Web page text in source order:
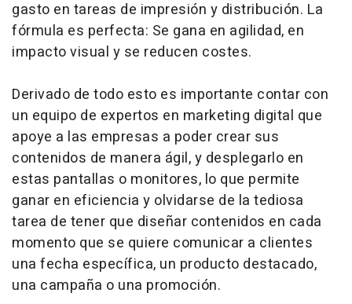
gasto en tareas de impresión y distribución. La
fórmula es perfecta: Se gana en agilidad, en
impacto visual y se reducen costes.
Derivado de todo esto es importante contar con
un equipo de expertos en marketing digital que
apoye a las empresas a poder crear sus
contenidos de manera ágil, y desplegarlo en
estas pantallas o monitores, lo que permite
ganar en eficiencia y olvidarse de la tediosa
tarea de tener que diseñar contenidos en cada
momento que se quiere comunicar a clientes
una fecha específica, un producto destacado,
una campaña o una promoción.